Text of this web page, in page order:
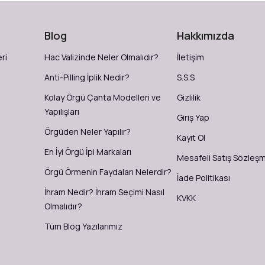
Blog
Hac Valizinde Neler Olmalıdır?
Anti-Pilling İplik Nedir?
Kolay Örgü Çanta Modelleri ve
Yapılışları
Örgüden Neler Yapılır?
En İyi Örgü İpi Markaları
Örgü Örmenin Faydaları Nelerdir?
İhram Nedir? İhram Seçimi Nasıl
Olmalıdır?
Tüm Blog Yazılarımız
Hakkımızda
İletişim
S.S.S
Gizlilik
Giriş Yap
Kayıt Ol
Mesafeli Satış
İade Politikası
KVKK